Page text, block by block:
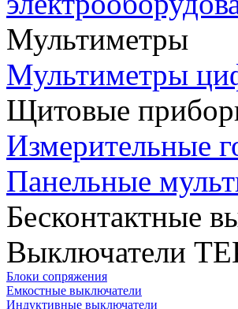
Мультиметры
Мультиметры
Щитовые
Измерительные
Панельные
Бесконтактные
Выключатели
Блоки сопряжения
Емкостные выключатели
Индуктивные выключатели